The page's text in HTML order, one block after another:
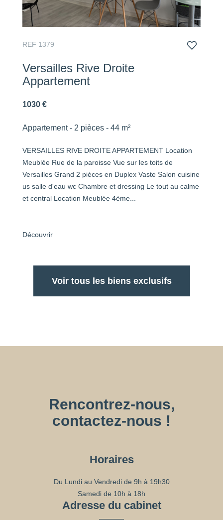
REF 1379
Versailles Rive Droite
Appartement
1030 €
Appartement - 2 pièces - 44 m²
VERSAILLES RIVE DROITE APPARTEMENT Location
Meublée Rue de la paroisse Vue sur les toits de
Versailles Grand 2 pièces en Duplex Vaste Salon cuisine
us salle d'eau wc Chambre et dressing Le tout au calme
et central Location Meublée 4ème...
Découvrir
Voir tous les biens exclusifs
Rencontrez-nous,
contactez-nous !
Horaires
Du Lundi au Vendredi de 9h à 19h30
Samedi de 10h à 18h
Adresse du cabinet